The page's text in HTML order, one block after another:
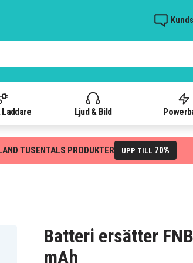
Laddare Ljud & Bild
TUSENTALS PRODUKTER UPP TILL 70%
Batteri ersätter
mAh